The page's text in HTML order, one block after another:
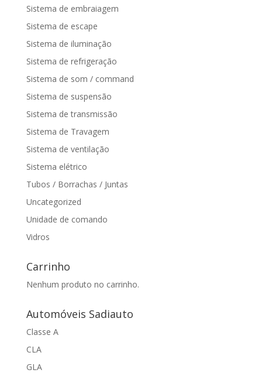
Sistema de embraiagem
Sistema de escape
Sistema de iluminação
Sistema de refrigeração
Sistema de som / command
Sistema de suspensão
Sistema de transmissão
Sistema de Travagem
Sistema de ventilação
Sistema elétrico
Tubos / Borrachas / Juntas
Uncategorized
Unidade de comando
Vidros
Carrinho
Nenhum produto no carrinho.
Automóveis Sadiauto
Classe A
CLA
GLA